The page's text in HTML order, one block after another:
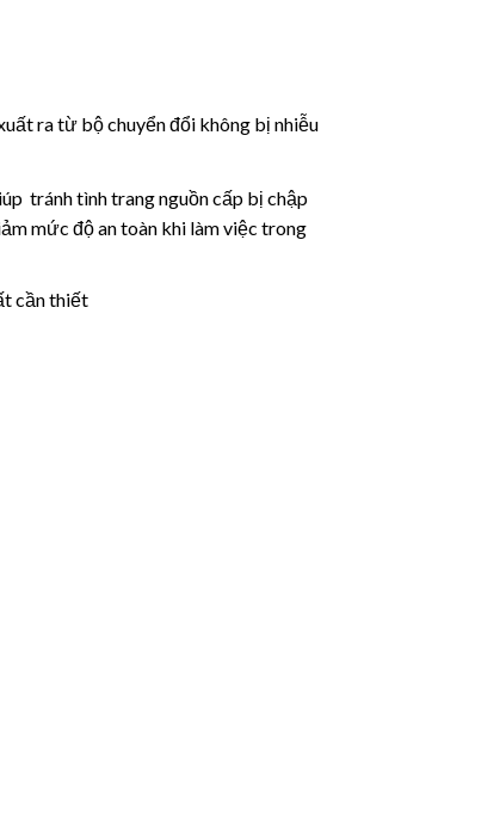
ra từ bộ chuyển đổi không bị nhiễu
tránh tình trang nguồn cấp bị chập
mức độ an toàn khi làm việc trong
cần thiết